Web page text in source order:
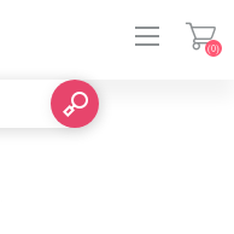
(0)